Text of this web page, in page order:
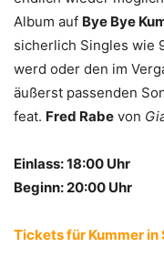
Album auf Bye Bye
sicherlich Singles wie
werd oder den im
äußerst passenden
feat. Fred Rabe von
Einlass: 18:00 Uhr
Beginn: 20:00 Uhr
Tickets für Kummer